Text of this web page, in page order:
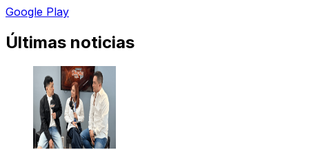
Google Play
Últimas noticias